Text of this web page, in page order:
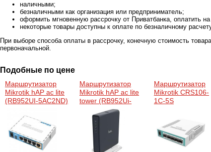
наличными;
безналичными как организация или предприниматель;
оформить мгновенную рассрочку от Приватбанка, оплатить
некоторые товары доступны к оплате по безналичному
При выборе способа оплаты в рассрочку, конечную стоимость
первоначальной.
Подобные по цене
Маршрутизатор
Mikrotik hAP ac lite
(RB952UI-5AC2ND)
Маршрутизатор
Mikrotik hAP ac lite
tower (RB952Ui-
5ac2nD-TC)
Маршрутизатор
Mikrotik CRS106-
1C-5S